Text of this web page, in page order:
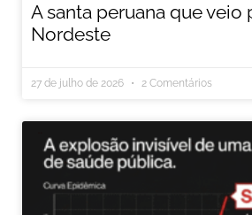
A santa peruana que veio
Nordeste
27 de julho de 2026 2 Comentários